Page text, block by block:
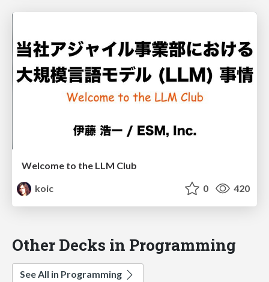
Welcome to the LLM Club
koic
0 420
Other Decks in Programming
See All in Programming